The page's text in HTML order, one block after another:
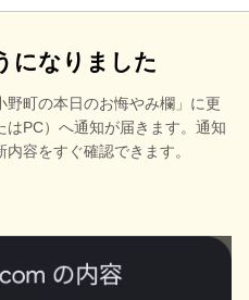
になりました
野町の本日のお悔やみ欄」に更
PC）へ通知が届きます。通知
容をすぐ確認できます。